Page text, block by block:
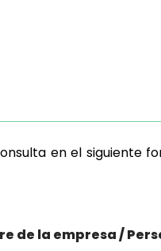
en el siguiente
de la empresa /